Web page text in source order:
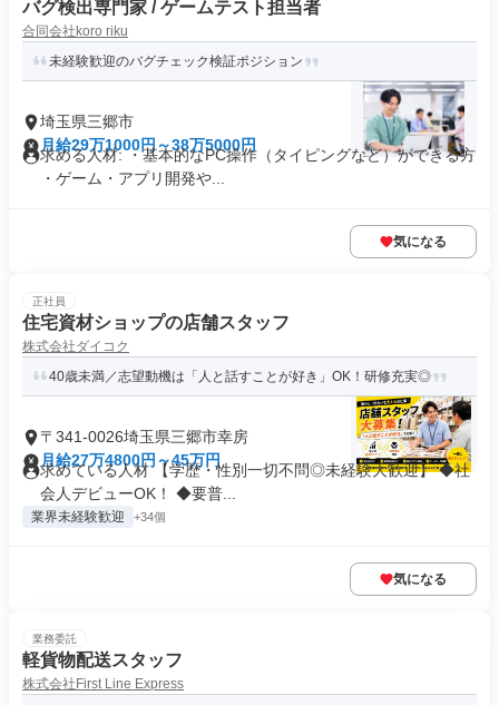
バグ検出専門家 / ゲームテスト担当者
合同会社koro riku
未経験歓迎のバグチェック検証ポジション
埼玉県三郷市
月給29万1000円～38万5000円
求める人材: ・基本的なPC操作（タイピングなど）ができる方
・ゲーム・アプリ開発や...
気になる
正社員
住宅資材ショップの店舗スタッフ
株式会社ダイコク
40歳未満／志望動機は「人と話すことが好き」OK！研修充実◎
〒341-0026埼玉県三郷市幸房
月給27万4800円～45万円
求めている人材 【学歴・性別一切不問◎未経験大歓迎】 ◆社
会人デビューOK！ ◆要普...
業界未経験歓迎 +34個
気になる
業務委託
軽貨物配送スタッフ
株式会社First Line Express